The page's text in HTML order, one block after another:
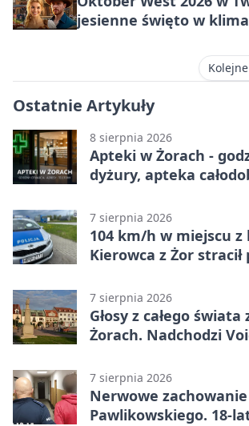
jesienne święto w
Ostatnie Artykuły
8 sierpnia 2026
Apteki w Żorach -
dyżury, apteka
7 sierpnia 2026
104 km/h w miejscu z
Kierowca z Żor
7 sierpnia 2026
Głosy z całego
Żorach. Nadchodzi
7 sierpnia 2026
Nerwowe
Pawlikowskiego. 18-